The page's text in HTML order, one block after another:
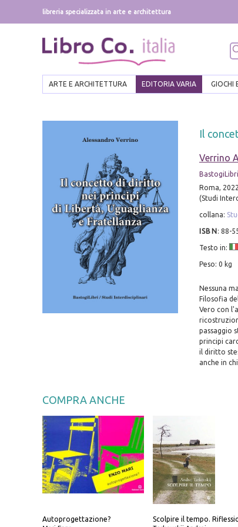
libreria specializzata in arte e architettura
ARTE E ARCHITETTURA EDITORIA VARIA GIOCHI
Il
Verrino
BastogiLibri
Roma,
(Studi
collana:
ISBN : 88-
Testo in:
Peso: 0 kg
Nessuna
Filosofia
Vero con
passaggio
principi
il diritto
anche in
COMPRA ANCHE
Autoprogettazione?